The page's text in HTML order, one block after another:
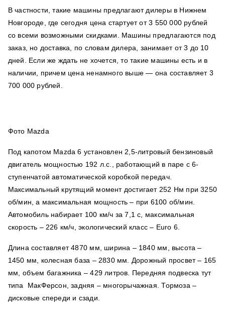
В частности, такие машины предлагают дилеры в Нижнем
Новгороде, где сегодня цена стартует от 3 550 000 рублей
со всеми возможными скидками. Машины предлагаются под
заказ, но доставка, по словам дилера, занимает от 3 до 10
дней. Если же ждать не хочется, то такие машины есть и в
наличии, причем цена ненамного выше — она составляет 3
700 000 рублей.
Фото Mazda
Под капотом Mazda 6 установлен 2,5-литровый бензиновый
двигатель мощностью 192 л.с., работающий в паре с 6-
ступенчатой автоматической коробкой передач.
Максимальный крутящий момент достигает 252 Нм при 3250
об/мин, а максимальная мощность – при 6100 об/мин.
Автомобиль набирает 100 км/ч за 7,1 с, максимальная
скорость – 226 км/ч, экологический класс – Euro 6.
Длина составляет 4870 мм, ширина – 1840 мм, высота –
1450 мм, колесная база – 2830 мм. Дорожный просвет – 165
мм, объем багажника – 429 литров. Передняя подвеска тут
типа МакФерсон, задняя – многорычажная. Тормоза –
дисковые спереди и сзади.